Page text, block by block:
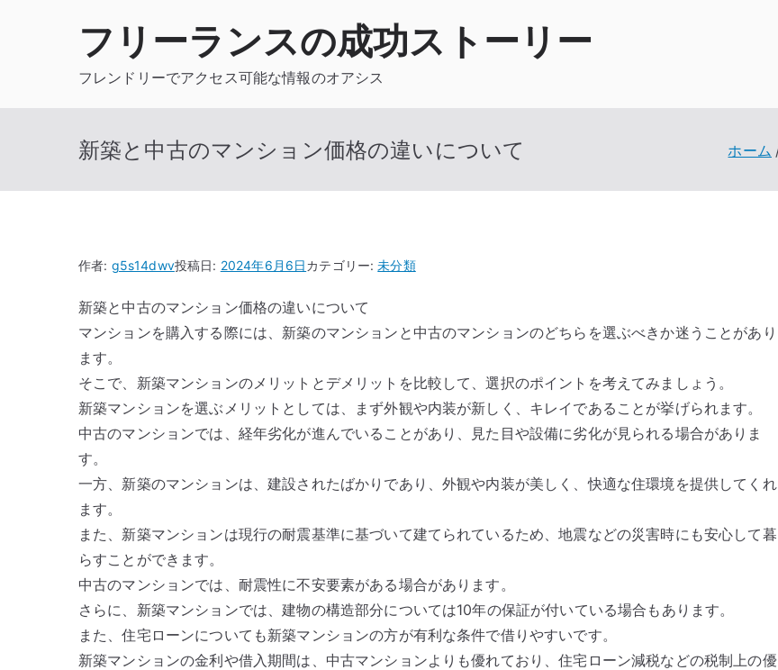
フリーランスの成功ストーリー
フレンドリーでアクセス可能な情報のオアシス
新築と中古のマンション価格の違いについて ホーム
作者: g5s14dwv投稿日: 2024年6月6日カテゴリー:未分類
新築と中古のマンション価格の違いについて
マンションを購入する際には、新築のマンションと中古のマンションのどちらを選ぶべきか迷うことがあり
ます。
そこで、新築マンションのメリットとデメリットを比較して、選択のポイントを考えてみましょう。
新築マンションを選ぶメリットとしては、まず外観や内装が新しく、キレイであることが挙げられます。
中古のマンションでは、経年劣化が進んでいることがあり、見た目や設備に劣化が見られる場合がありま
す。
一方、新築のマンションは、建設されたばかりであり、外観や内装が美しく、快適な住環境を提供してくれ
ます。
また、新築マンションは現行の耐震基準に基づいて建てられているため、地震などの災害時にも安心して暮
らすことができます。
中古のマンションでは、耐震性に不安要素がある場合があります。
さらに、新築マンションでは、建物の構造部分については10年の保証が付いている場合もあります。
また、住宅ローンについても新築マンションの方が有利な条件で借りやすいです。
新築マンションの金利や借入期間は、中古マンションよりも優れており、住宅ローン減税などの税制上の優